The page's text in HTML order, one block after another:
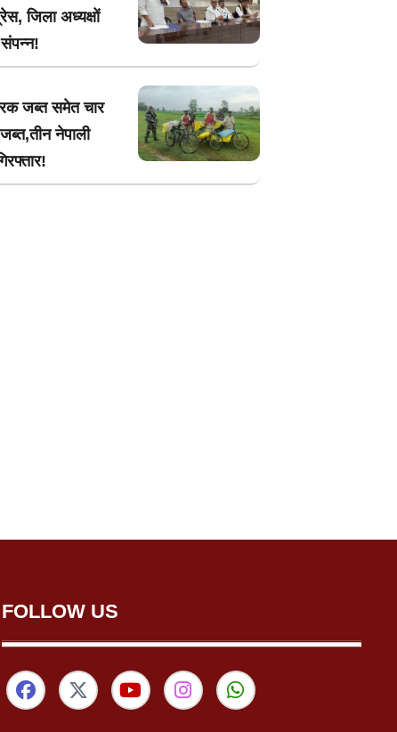
जिला अध्यक्षों
जब्त समेत चार
नेपाली
FOLLOW US